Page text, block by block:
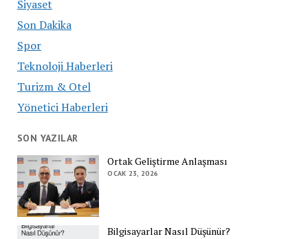
Siyaset
Son Dakika
Spor
Teknoloji Haberleri
Turizm & Otel
Yönetici Haberleri
SON YAZILAR
Ortak Geliştirme Anlaşması
OCAK 23, 2026
Bilgisayarlar Nasıl Düşünür?